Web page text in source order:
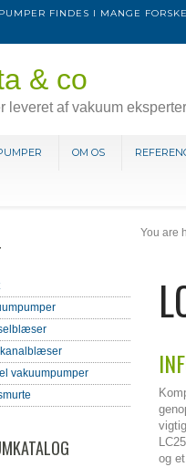
FINDES I MANGE
& co
leveret af vakuum
OM OS
You are
og
vakuumpumper